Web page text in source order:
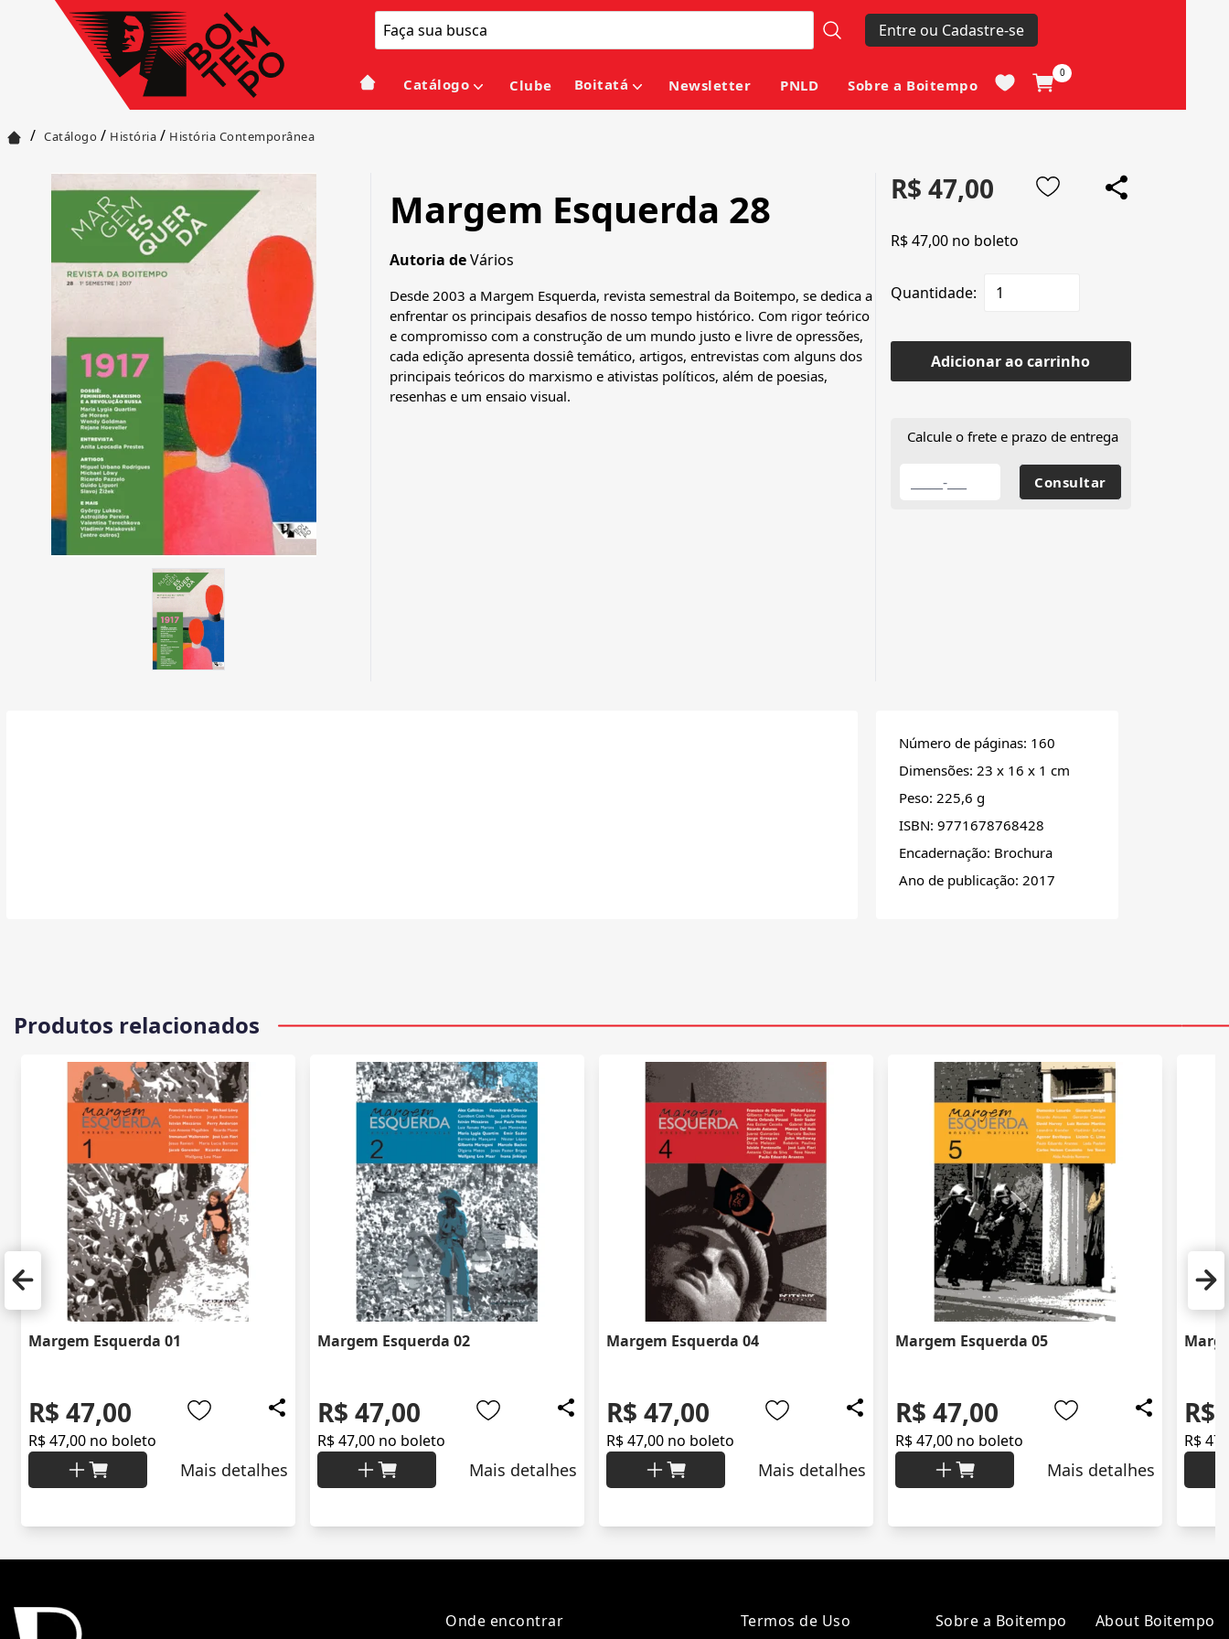
Entre ou Cadastre-se
Catálogo Clube Boitatá Newsletter PNLD Sobre a Boitempo
0
/ Catálogo / História / História Contemporânea
Margem Esquerda 28
Autoria deVários
Desde 2003 a Margem Esquerda, revista semestral da Boitempo, se dedica a
enfrentar os principais desafios de nosso tempo histórico. Com rigor teórico
e compromisso com a construção de um mundo justo e livre de opressões,
cada edição apresenta dossiê temático, artigos, entrevistas com alguns dos
principais teóricos do marxismo e ativistas políticos, além de poesias,
resenhas e um ensaio visual.
R$ 47,00
R$ 47,00 no boleto
Quantidade:
Adicionar ao carrinho
Calcule o frete e prazo de entrega
Número de páginas: 160
Dimensões: 23 x 16 x 1 cm
Peso: 225,6 g
ISBN: 9771678768428
Encadernação: Brochura
Ano de publicação: 2017
Produtos relacionados
Margem Esquerda 01
R$ 47,00
R$ 47,00 no boleto
Mais detalhes
Margem Esquerda 02
R$ 47,00
R$ 47,00 no boleto
Mais detalhes
Margem Esquerda 04
R$ 47,00
R$ 47,00 no boleto
Mais detalhes
Margem Esquerda 05
R$ 47,00
R$ 47,00 no boleto
Mais detalhes
R$
R$
Onde encontrar Termos de Uso Sobre a Boitempo About Boitempo